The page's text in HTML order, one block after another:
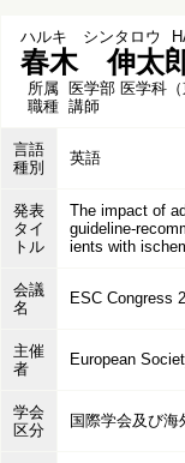
ハルキ シンタロウ
春木 伸太
所属 医学部 医学科（
職種 講師
言語
種別
英語
発表
タイ
トル
The impact of
guideline-
ients with
会議
名
ESC Congress
主催
者
European
学会
区分
国際学会及び海